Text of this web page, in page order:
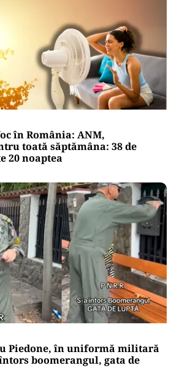
în România: ANM,
toată săptămâna: 38 de
20 noaptea
Piedone, în uniformă militară
boomerangul, gata de